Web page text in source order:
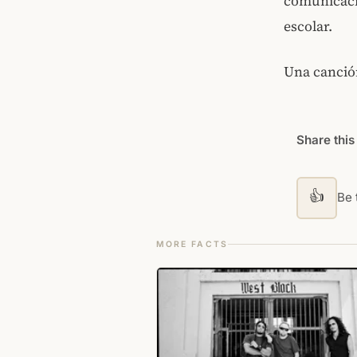
escolar.
Una
Share
👍 Be
MORE FACTS